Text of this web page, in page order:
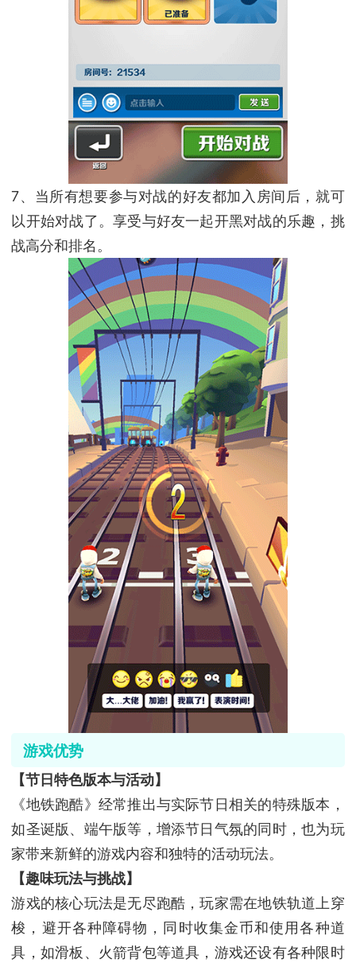
7、当所有想要参与对战的好友都加入房间后，就可
以开始对战了。享受与好友一起开黑对战的乐趣，挑
战高分和排名。
游戏优势
【节日特色版本与活动】
《地铁跑酷》经常推出与实际节日相关的特殊版本，
如圣诞版、端午版等，增添节日气氛的同时，也为玩
家带来新鲜的游戏内容和独特的活动玩法。
【趣味玩法与挑战】
游戏的核心玩法是无尽跑酷，玩家需在地铁轨道上穿
梭，避开各种障碍物，同时收集金币和使用各种道
具，如滑板、火箭背包等道具，游戏还设有各种限时